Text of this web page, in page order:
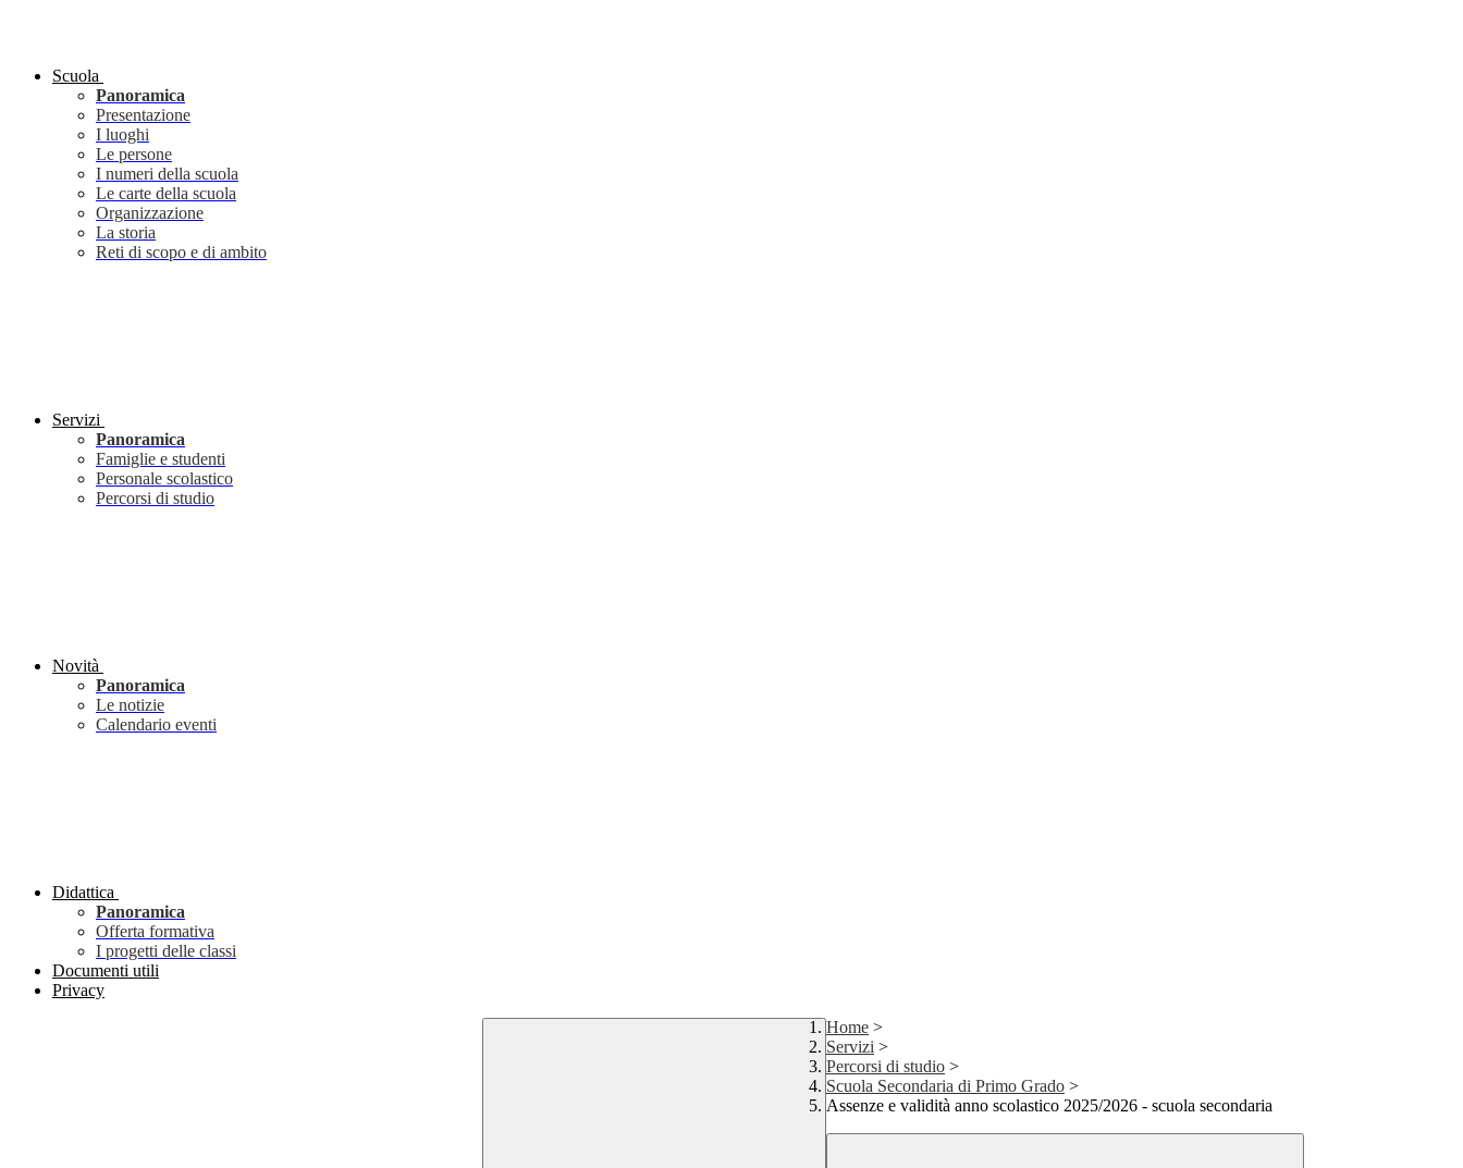
Scuola
Panoramica
Presentazione
I luoghi
Le persone
I numeri della scuola
Le carte della scuola
Organizzazione
La storia
Reti di scopo e di ambito
Servizi
Panoramica
Famiglie e studenti
Personale scolastico
Percorsi di studio
Novità
Panoramica
Le notizie
Calendario eventi
Didattica
Panoramica
Offerta formativa
I progetti delle classi
Documenti utili
Privacy
Home >
Servizi >
Percorsi di studio >
Scuola Secondaria di Primo Grado >
Assenze e validità anno scolastico 2025/2026 - scuola secondaria